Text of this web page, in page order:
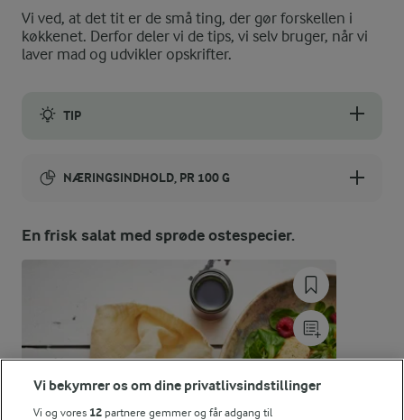
Vi ved, at det tit er de små ting, der gør forskellen i
køkkenet. Derfor deler vi de tips, vi selv bruger, når vi
laver mad og udvikler opskrifter.
TIP
NÆRINGSINDHOLD, PR 100 G
Energifordeling
ENERGI PR 100 G
Fiber:
1,2 g
En frisk salat med sprøde ostespecier.
Vi bekymrer os om dine privatlivsindstillinger
Vi og vores 12 partnere gemmer og får adgang til